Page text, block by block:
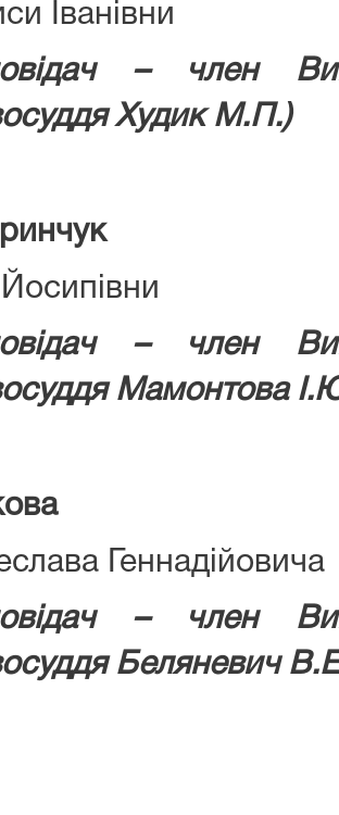
Іванівни
– член
Худик М.П.)
Йосипівни
– член
Мамонтова
Геннадійовича
– член
Беляневич